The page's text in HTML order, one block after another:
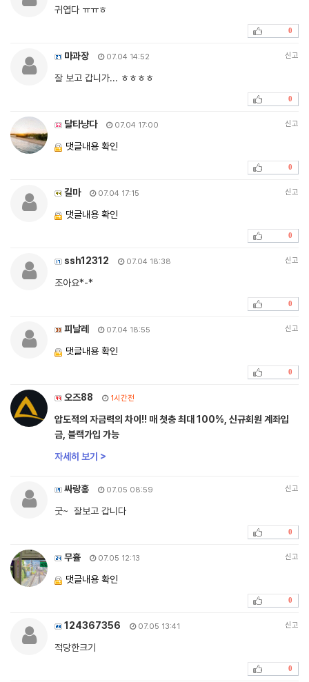
귀엽다 ㅠㅠㅎ
0
마과장 07.04 14:52 신고
잘 보고 갑니가... ㅎㅎㅎㅎ
0
달타냥다 07.04 17:00 신고
댓글내용 확인
0
길마 07.04 17:15 신고
댓글내용 확인
0
ssh12312 07.04 18:38 신고
조아요*-*
0
피날레 07.04 18:55 신고
댓글내용 확인
0
오즈88 1시간전
압도적의 자금력의 차이!! 매 첫충 최대 100%, 신규회원 계좌입
금, 블랙가입 가능
자세히 보기 >
싸랑홍 07.05 08:59 신고
굿~ 잘보고 갑니다
0
무휼 07.05 12:13 신고
댓글내용 확인
0
124367356 07.05 13:41 신고
적당한크기
0